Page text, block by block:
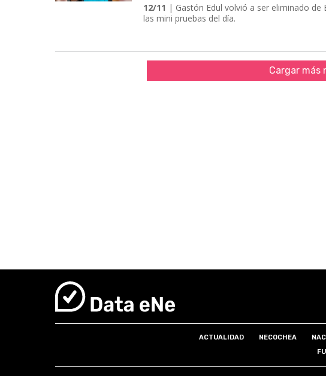
12/11 | Gastón Edul volvió a ser eliminado
las mini pruebas del día.
Cargar más
ACTUALIDAD NECOCHEA